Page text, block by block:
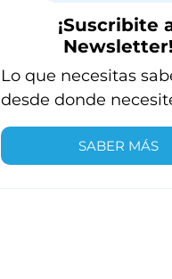
¡Suscribite
Newsletter!
Lo que necesitas
desde donde
SABER MÁS